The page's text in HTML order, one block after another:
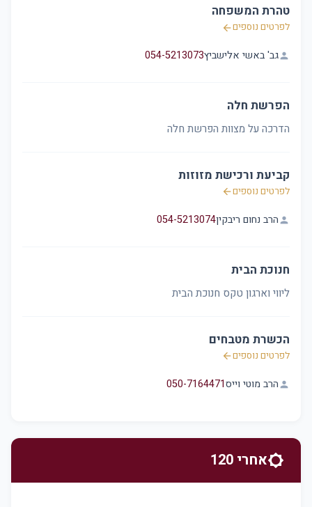
טהרת המשפחה
לפרטים נוספיםarrow_back
personגב' באשי אלישביץ054-5213073
הפרשת חלה
הדרכה על מצוות הפרשת חלה
קביעת ורכישת מזוזות
לפרטים נוספיםarrow_back
person הרב נחום ריבקין054-5213074
חנוכת הבית
ליווי וארגון טקס חנוכת הבית
הכשרת מטבחים
לפרטים נוספיםarrow_back
person הרב מוטי וייס050-7164471
brightness_5אחרי 120